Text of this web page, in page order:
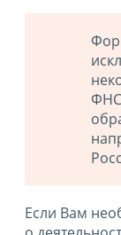
ФНС
Если Вам